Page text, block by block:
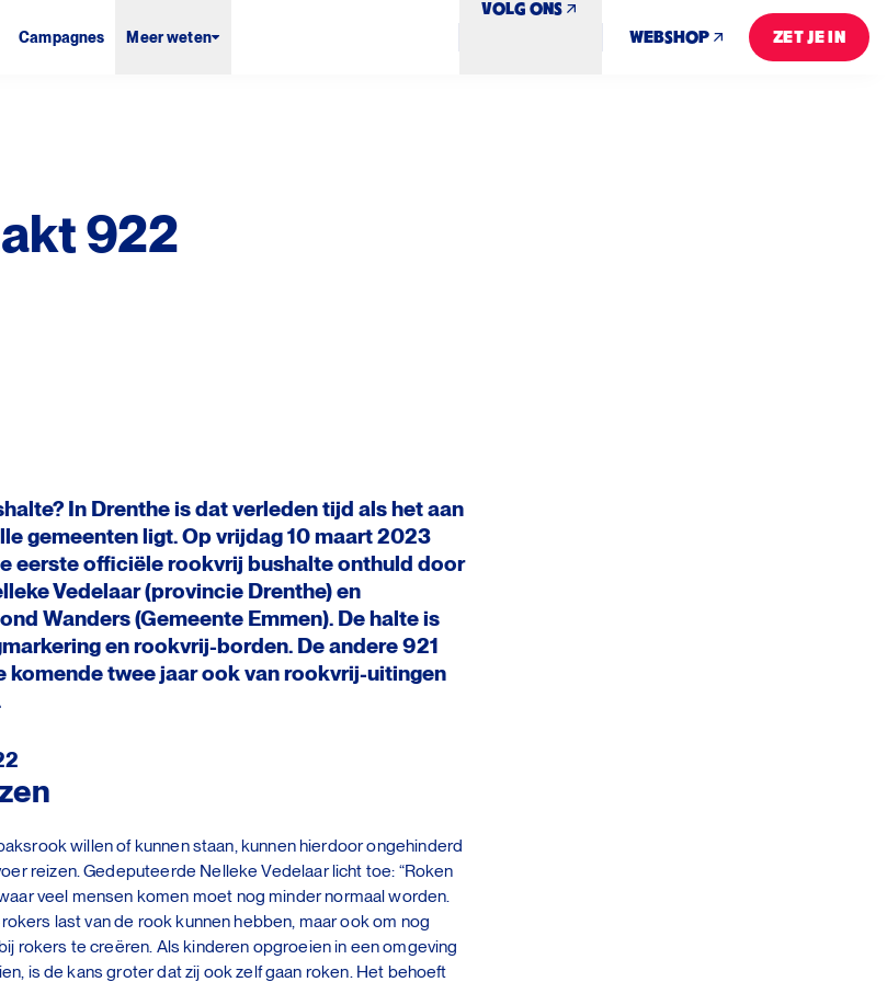
Campagnes Meer weten
VOLG ONS
WEBSHOP
ZET JE IN
0%
922
In Drenthe is dat verleden tijd als het aan
gemeenten ligt. Op vrijdag 10 maart 2023
eerste officiële rookvrij bushalte onthuld door
Vedelaar (provincie Drenthe) en
Wanders (Gemeente Emmen). De halte is
en rookvrij-borden. De andere 921
komende twee jaar ook van rookvrij-uitingen
willen of kunnen staan, kunnen hierdoor ongehinderd
reizen. Gedeputeerde Nelleke Vedelaar licht toe: “Roken
veel mensen komen moet nog minder normaal worden.
last van de rook kunnen hebben, maar ook om nog
rokers te creëren. Als kinderen opgroeien in een omgeving
is de kans groter dat zij ook zelf gaan roken. Het behoeft